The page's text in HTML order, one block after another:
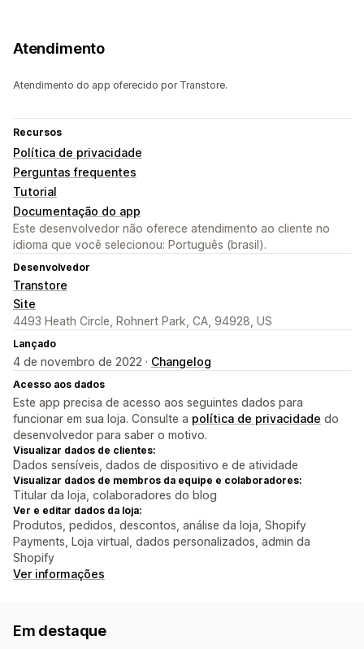
Atendimento
Atendimento do app oferecido por Transtore.
Recursos
Política de privacidade
Perguntas frequentes
Tutorial
Documentação do app
Este desenvolvedor não oferece atendimento ao cliente no
idioma que você selecionou: Português (brasil).
Desenvolvedor
Transtore
Site
4493 Heath Circle, Rohnert Park, CA, 94928, US
Lançado
4 de novembro de 2022 · Changelog
Acesso aos dados
Este app precisa de acesso aos seguintes dados para
funcionar em sua loja. Consulte a política de privacidade do
desenvolvedor para saber o motivo.
Visualizar dados de clientes:
Dados sensíveis, dados de dispositivo e de atividade
Visualizar dados de membros da equipe e colaboradores:
Titular da loja, colaboradores do blog
Ver e editar dados da loja:
Produtos, pedidos, descontos, análise da loja, Shopify
Payments, Loja virtual, dados personalizados, admin da
Shopify
Ver informações
Em destaque